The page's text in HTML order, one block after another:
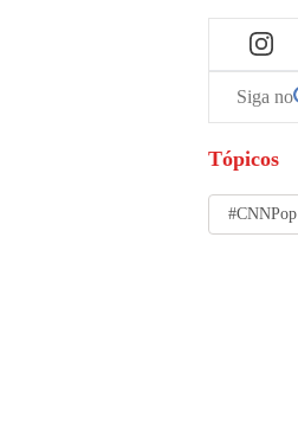
Siga no
Tópicos
#CNNPop